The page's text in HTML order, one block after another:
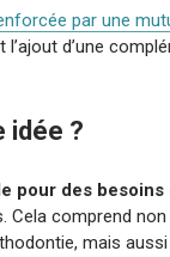
par une
d’une
idée ?
pour des
comprend
mais